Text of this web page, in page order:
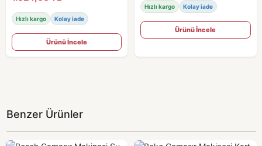
Hızlı kargo Kolay iade
Ürünü İncele
Hızlı kargo Kolay iade
Ürünü İncele
Benzer Ürünler